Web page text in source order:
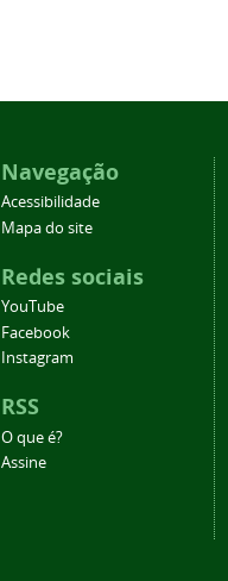
Navegação
Acessibilidade
Mapa do site
Redes sociais
YouTube
Facebook
Instagram
RSS
O que é?
Assine